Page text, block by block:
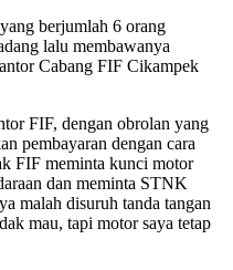
berjumlah 6 orang
lalu membawanya
Cabang FIF Cikampek
FIF, dengan obrolan yang
pembayaran dengan cara
FIF meminta kunci motor
dan meminta STNK
malah disuruh tanda tangan
mau, tapi motor saya tetap